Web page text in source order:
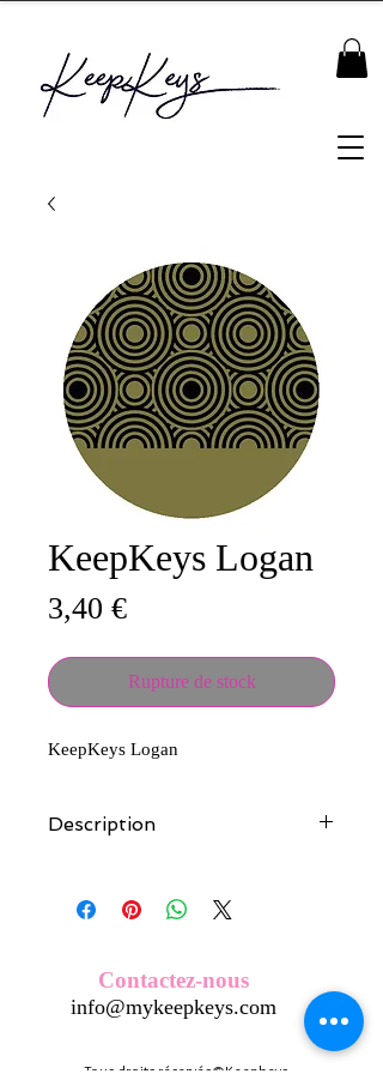
KeepKeys Logan
3,40 €Prix
Rupture de stock
KeepKeys Logan
Description
créés et fabriqués par nos soins.
Nos écussons se composent d'une
haute qualité et d'une pellicule plastique
transparente qui protège du frottement
et de l'eau, et assure ainsi une longivité
Contactez-nous
info@mykeepkeys.com